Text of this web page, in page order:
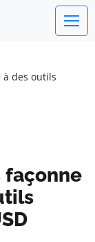
des outils
façonne